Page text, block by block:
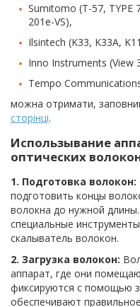
Sumitomo (T-57, TYPE
201e-VS),
Ilsintech (K33, K33A,
Inno Instruments (View
Tempo
можна отримати,
сторінці.
Использывание
оптических
1. Подготовка волокон:
подготовить концы
волокна до нужной
специальные
скалыватель волокон.
2. Загрузка волокон:
аппарат, где они
фиксируются с помощью
обеспечивают